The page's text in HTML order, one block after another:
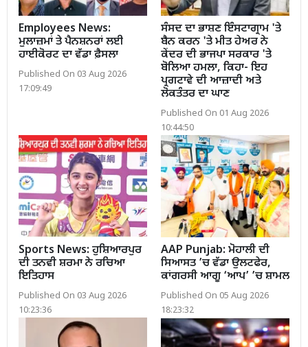
Employees News:
ਮੁਲਾਜ਼ਮਾਂ ਤੇ ਪੈਨਸ਼ਨਰਾਂ ਲਈ
ਹਾਈਕੋਰਟ ਦਾ ਵੱਡਾ ਫ਼ੈਸਲਾ
Published On 03 Aug 2026
17:09:49
ਸੰਸਦ ਦਾ ਭਾਸ਼ਣ ਇੰਸਟਾਗ੍ਰਾਮ 'ਤੇ
ਬੈਨ ਕਰਨ 'ਤੇ ਮੀਤ ਹੇਅਰ ਨੇ
ਕੇਂਦਰ ਦੀ ਭਾਜਪਾ ਸਰਕਾਰ 'ਤੇ
ਬੋਲਿਆ ਹਮਲਾ, ਕਿਹਾ- ਇਹ
ਪ੍ਰਗਟਾਵੇ ਦੀ ਆਜ਼ਾਦੀ ਅਤੇ
ਲੋਕਤੰਤਰ ਦਾ ਘਾਣ
Published On 01 Aug 2026
10:44:50
Sports News: ਹੁਸ਼ਿਆਰਪੁਰ
ਦੀ ਤਨਵੀ ਸ਼ਰਮਾ ਨੇ ਰਚਿਆ
ਇਤਿਹਾਸ
Published On 03 Aug 2026
10:23:36
AAP Punjab: ਮੋਹਾਲੀ ਦੀ
ਸਿਆਸਤ ’ਚ ਵੱਡਾ ਉਲਟਫੇਰ,
ਕਾਂਗਰਸੀ ਆਗੂ ‘ਆਪ’ ’ਚ ਸ਼ਾਮਲ
Published On 05 Aug 2026
18:23:32